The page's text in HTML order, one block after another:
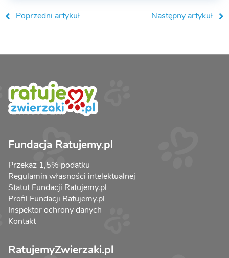
Poprzedni artykuł Następny artykuł
Fundacja Ratujemy.pl
Przekaż 1,5% podatku
Regulamin własności intelektualnej
Statut Fundacji Ratujemy.pl
Profil Fundacji Ratujemy.pl
Inspektor ochrony danych
Kontakt
RatujemyZwierzaki.pl